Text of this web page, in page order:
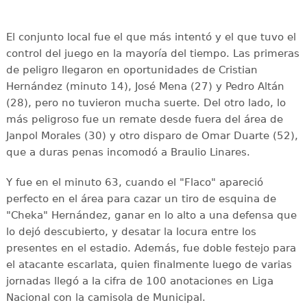
El conjunto local fue el que más intentó y el que tuvo el
control del juego en la mayoría del tiempo. Las primeras
de peligro llegaron en oportunidades de Cristian
Hernández (minuto 14), José Mena (27) y Pedro Altán
(28), pero no tuvieron mucha suerte. Del otro lado, lo
más peligroso fue un remate desde fuera del área de
Janpol Morales (30) y otro disparo de Omar Duarte (52),
que a duras penas incomodó a Braulio Linares.
Y fue en el minuto 63, cuando el "Flaco" apareció
perfecto en el área para cazar un tiro de esquina de
"Cheka" Hernández, ganar en lo alto a una defensa que
lo dejó descubierto, y desatar la locura entre los
presentes en el estadio. Además, fue doble festejo para
el atacante escarlata, quien finalmente luego de varias
jornadas llegó a la cifra de 100 anotaciones en Liga
Nacional con la camisola de Municipal.